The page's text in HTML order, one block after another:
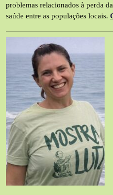
problemas relacionados à perda
saúde entre as populações locais.